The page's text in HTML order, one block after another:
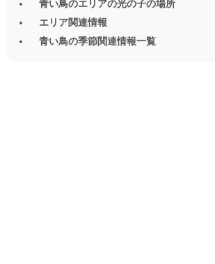
青い鳥のエリアの光の子の場所
エリア関連情報
青い鳥の季節関連情報一覧